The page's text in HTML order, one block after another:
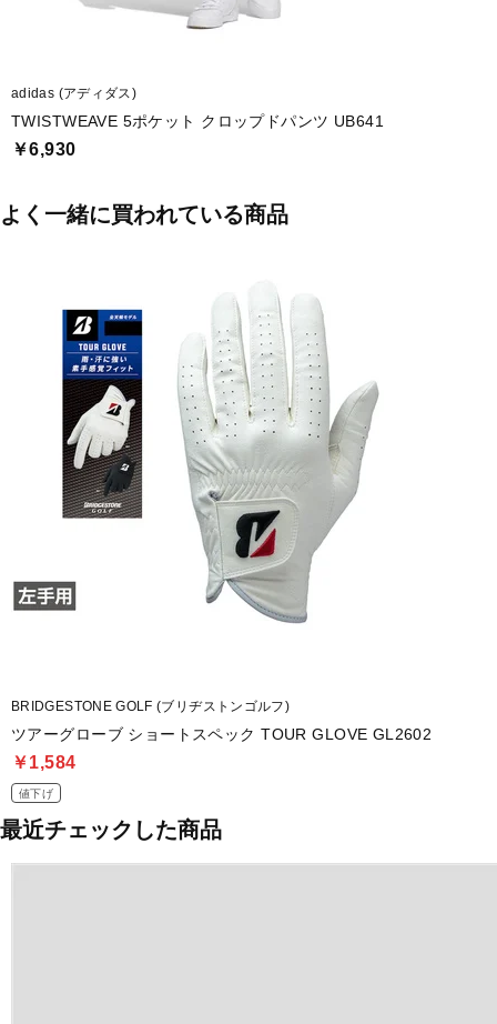
adidas (アディダス)
TWISTWEAVE 5ポケット クロップドパンツ UB641
￥6,930
よく一緒に買われている商品
BRIDGESTONE GOLF (ブリヂストンゴルフ)
ツアーグローブ ショートスペック TOUR GLOVE GL2602
￥1,584
値下げ
最近チェックした商品